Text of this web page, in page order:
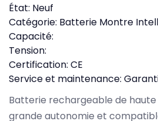
État: Neuf
Catégorie: Batterie Montre
Capacité:
Tension:
Certification: CE
Service et maintenance:
Batterie rechargeable de
grande autonomie et